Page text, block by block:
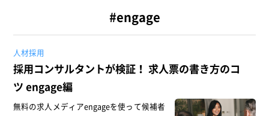
#engage
人材採用
採用コンサルタントが検証！ 求人票の書き方のコ
ツ engage編
無料の求人メディアengageを使って候補者